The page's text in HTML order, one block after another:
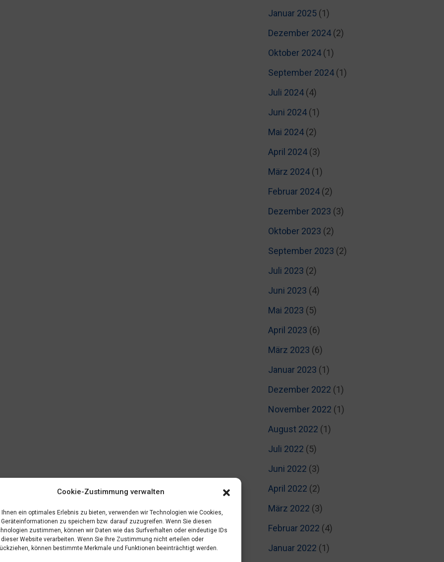
Cookie-Zustimmung verwalten
Ihnen ein optimales Erlebnis zu bieten, verwenden wir Technologien wie Cookies,
zu speichern bzw. darauf zuzugreifen. Wenn Sie diesen
zustimmen, können wir Daten wie das Surfverhalten oder eindeutige IDs
dieser Website verarbeiten. Wenn Sie Ihre Zustimmung nicht erteilen oder
können bestimmte Merkmale und Funktionen beeinträchtigt werden.
Januar 2025(1)
Dezember 2024(2)
Oktober 2024(1)
September 2024(1)
Juli 2024(4)
Juni 2024(1)
Mai 2024(2)
April 2024(3)
März 2024(1)
Februar 2024(2)
Dezember 2023 (3)
Oktober 2023 (2)
September 2023 (2)
Juli 2023 (2)
Juni 2023 (4)
Mai 2023 (5)
April 2023 (6)
März 2023 (6)
Januar 2023 (1)
Dezember 2022 (1)
November 2022 (1)
August 2022 (1)
Juli 2022 (5)
Juni 2022 (3)
April 2022 (2)
März 2022 (3)
Februar 2022 (4)
Januar 2022 (1)